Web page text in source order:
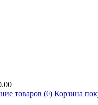
товаров (0) Корзина